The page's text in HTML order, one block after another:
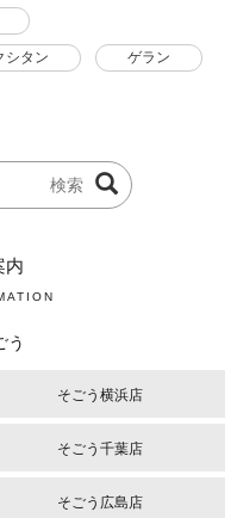
シタン ゲラン
内
う
そごう横浜店
そごう千葉店
そごう広島店